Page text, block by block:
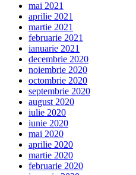
mai 2021
aprilie 2021
martie 2021
februarie 2021
ianuarie 2021
decembrie 2020
noiembrie 2020
octombrie 2020
septembrie 2020
august 2020
iulie 2020
iunie 2020
mai 2020
aprilie 2020
martie 2020
februarie 2020